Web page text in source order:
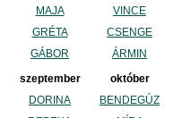
MAJA
GRÉTA
GÁBOR
VINCE
CSENGE
ÁRMIN
szeptember
DORINA
október
BENDEGÚZ